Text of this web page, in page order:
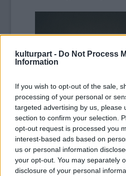
kulturpart - Do Not Process
Information
If you wish to opt-out of the sale,
processing of your personal or
targeted advertising by us, please
section to confirm your selection.
opt-out request is processed you
interest-based ads based on
us or personal information
your opt-out. You may separately
disclosure of your personal